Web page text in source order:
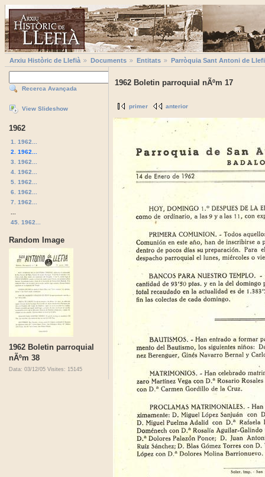
Arxiu Històric de Llefià Documents Entitats Parròquia Sant Antoni de
Recerca Avançada
View Slideshow
1962
1. 1962...
2. 1962...
3. 1962...
4. 1962...
5. 1962...
6. 1962...
7. 1962...
45. 1962...
Random Image
1962 Boletin parroquial
nÃºm 38
Data: 03/12/05 Visites: 15145
1962 Boletin parroquial nÃºm 17
primer anterior